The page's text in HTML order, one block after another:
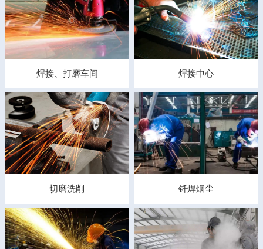
焊接、打磨车间 焊接中心
切磨洗削 钎焊烟尘